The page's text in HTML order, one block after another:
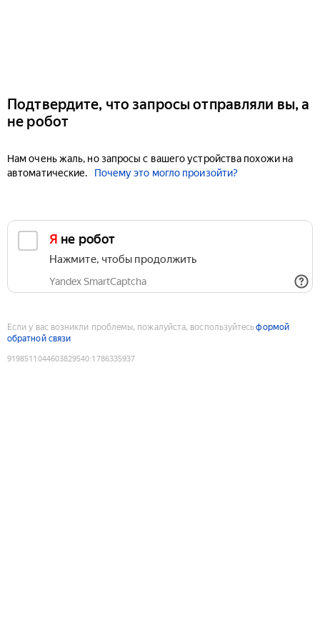
Подтвердите, что запросы отправляли вы, а
не робот
Нам очень жаль, но запросы с вашего устройства похожи на
автоматические.
Почему это могло произойти?
Я не робот
Нажмите, чтобы продолжить
Yandex SmartCaptcha
Если у вас возникли проблемы, пожалуйста, воспользуйтесьформой
обратной связи
9198511044603829540:1786335937